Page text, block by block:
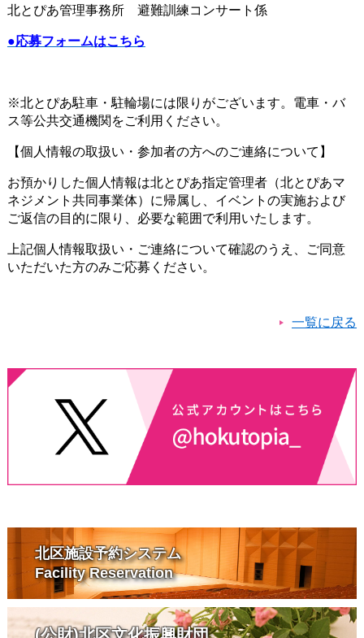
北とぴあ管理事務所 避難訓練コンサート係
●応募フォームはこちら
※北とぴあ駐車・駐輪場には限りがございます。電車・バ
ス等公共交通機関をご利用ください。
【個人情報の取扱い・参加者の方へのご連絡について】
お預かりした個人情報は北とぴあ指定管理者（北とぴあマ
ネジメント共同事業体）に帰属し、イベントの実施および
ご返信の目的に限り、必要な範囲で利用いたします。
上記個人情報取扱い・ご連絡について確認のうえ、ご同意
いただいた方のみご応募ください。​
一覧に戻る
北区施設予約システム
Facility Reservation